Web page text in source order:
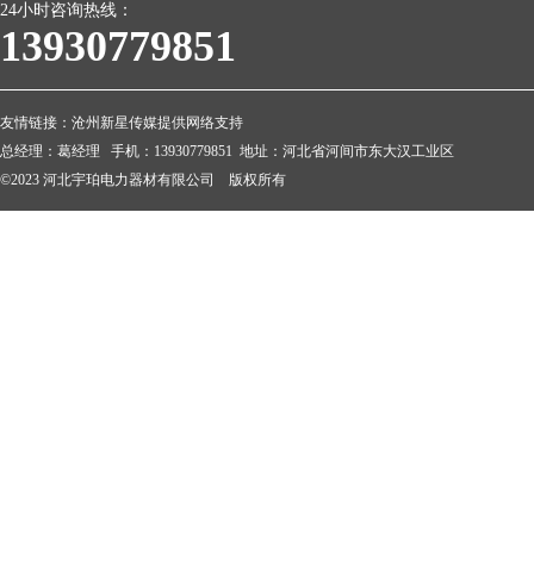
24小时咨询热线：
13930779851
友情链接： 沧州新星传媒提供网络支持
总经理：葛经理 手机：13930779851 地址：河北省河间市东大汉工业区
©2023 河北宇珀电力器材有限公司 版权所有